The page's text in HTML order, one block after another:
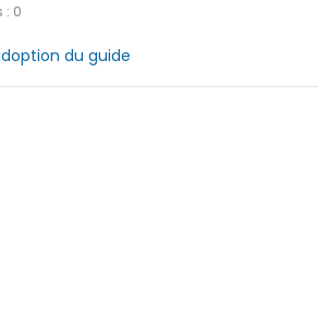
: 0
du guide